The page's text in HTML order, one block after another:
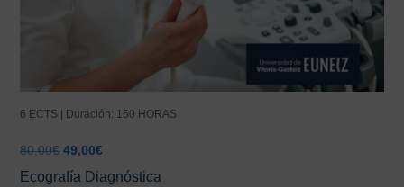
6 ECTS | Duración: 150 HORAS
80,00€ El
precio
49,00€El
precio
Ecografía Diagnóstica